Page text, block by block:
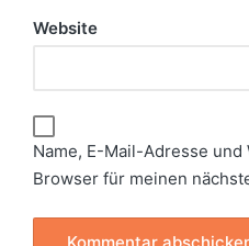
Website
Name, E-Mail-Adresse und
Browser für meinen